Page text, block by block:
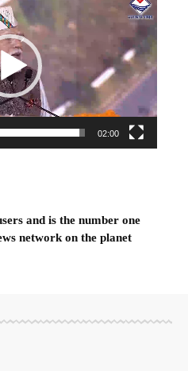
02:00
and is the number one
network on the planet